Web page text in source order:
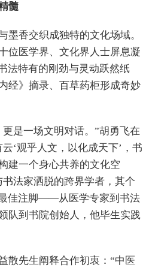
髓
墨香交织成独特的文化场域。
位医学界、文化界人士屏息凝
法特有的刚劲与灵动跃然纸
经》摘录、百草药柜形成奇妙
是一场文明对话。”胡勇飞在
‘观乎人文，以化成天下’，书
建一个身心共养的文化空
法家洒脱的跨界学者，其个
佳注脚——从医学专家到书法
队到书院创始人，他毕生实践
散先生阐释合作初衷：“中医